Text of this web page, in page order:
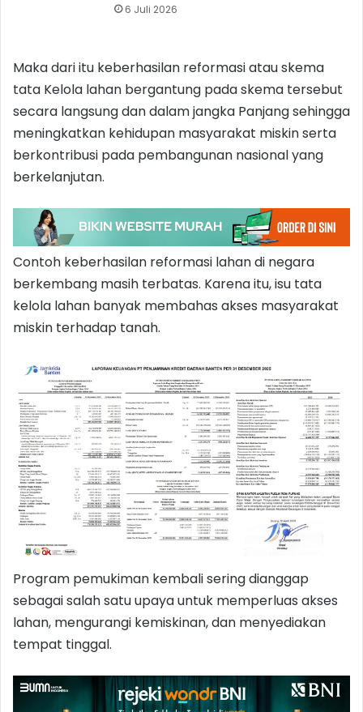
6 Juli 2026
Maka dari itu keberhasilan reformasi atau skema
tata Kelola lahan bergantung pada skema tersebut
secara langsung dan dalam jangka Panjang sehingga
meningkatkan kehidupan masyarakat miskin serta
berkontribusi pada pembangunan nasional yang
berkelanjutan.
Contoh keberhasilan reformasi lahan di negara
berkembang masih terbatas. Karena itu, isu tata
kelola lahan banyak membahas akses masyarakat
miskin terhadap tanah.
Program pemukiman kembali sering dianggap
sebagai salah satu upaya untuk memperluas akses
lahan, mengurangi kemiskinan, dan menyediakan
tempat tinggal.